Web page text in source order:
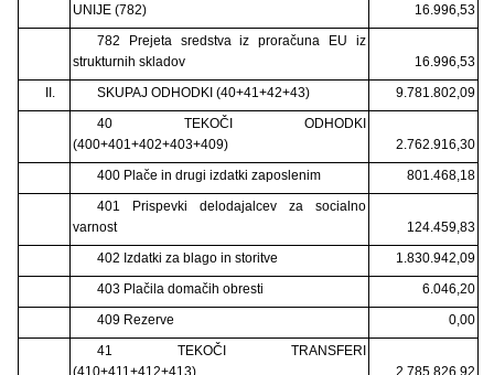
UNIJE (782)
16.996,53
782 Prejeta sredstva iz proračuna EU iz
strukturnih skladov
16.996,53
II.
SKUPAJ ODHODKI (40+41+42+43)
9.781.802,09
40 TEKOČI ODHODKI
(400+401+402+403+409)
2.762.916,30
400 Plače in drugi izdatki zaposlenim
801.468,18
401 Prispevki delodajalcev za socialno
varnost
124.459,83
402 Izdatki za blago in storitve
1.830.942,09
403 Plačila domačih obresti
6.046,20
409 Rezerve
0,00
41 TEKOČI TRANSFERI
(410+411+412+413)
2.785.826,92